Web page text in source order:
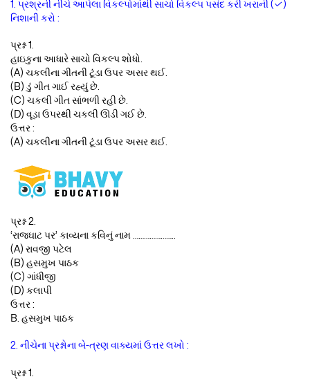
1. પ્રશ્રની નીચે આપેલા વિકલ્પોમાંથી સાચો વિકલ્પ પસંદ કરી ખરાની (✓)
નિશાની કરો :
પ્રશ્ન 1.
હાઇકુના આધારે સાચો વિકલ્પ શોધો.
(A) ચકલીના ગીતની ટૂંડા ઉપર અસર થઈ.
(B) ડું ગીત ગાઈ રહ્યું છે.
(C) ચકલી ગીત સાંભળી રહી છે.
(D) વૂડા ઉપરથી ચકલી ઊડી ગઈ છે.
ઉત્તર :
(A) ચકલીના ગીતની ટૂંડા ઉપર અસર થઈ.
પ્રશ્ન 2.
‘રાજઘાટ પર’ કાવ્યના કવિનું નામ …………………..
(A) રાવજી પટેલ
(B) હસમુખ પાઠક
(C) ગાંધીજી
(D) કલાપી
ઉત્તર :
B. હસમુખ પાઠક
2. નીચેના પ્રશ્નોના બે-ત્રણ વાક્યમાં ઉત્તર લખો :
પ્રશ્ન 1.